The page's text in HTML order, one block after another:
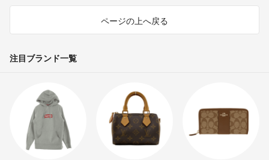
ページの上へ戻る
注目ブランド一覧